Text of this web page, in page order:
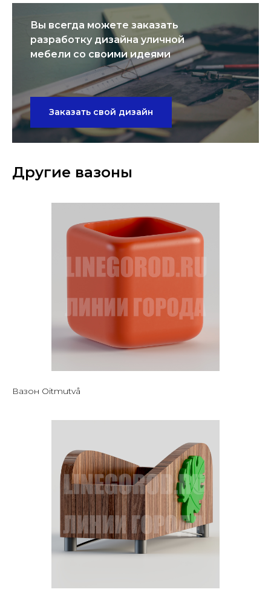
Вы всегда можете заказать
разработку дизайна уличной
мебели со своими идеями
Заказать свой дизайн
Другие вазоны
Вазон Oitmutvå